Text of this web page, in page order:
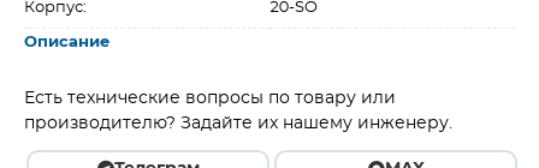
Корпус: 20-SO
Описание
Есть технические вопросы по товару или
производителю? Задайте их нашему инженеру.